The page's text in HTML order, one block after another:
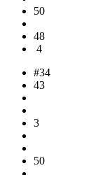
50
48
4
#34
43
3
50